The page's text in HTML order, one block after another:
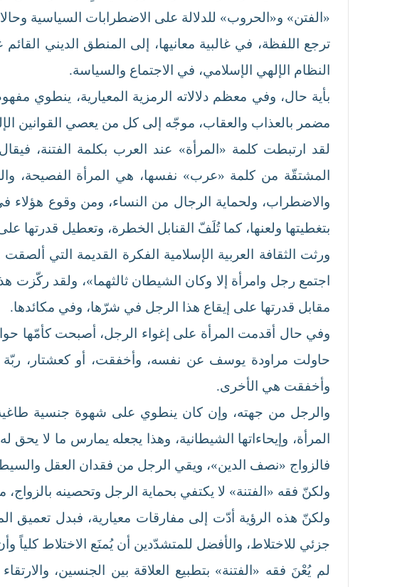
«الفتن» و«الحروب» للدلالة على الاضطرابات السياسية
ترجع اللفظة، في غالبية معانيها، إلى المنطق الديني
النظام الإلهي الإسلامي، في الاجتماع والسياسة.
بأية حال، وفي معظم دلالاته الرمزية المعيارية، ينطوي
مضمر بالعذاب والعقاب، موجّه إلى كل من يعصي القوانين
لقد ارتبطت كلمة «المرأة» عند العرب بكلمة الفتنة،
المشتقّة من كلمة «عرب» نفسها، هي المرأة الفصيحة،
والاضطراب، ولحماية الرجال من النساء، ومن وقوع هؤلاء
بتغطيتها ولعنها، كما تُلَفّ القنابل الخطرة، وتعطيل قدرتها على
ورثت الثقافة العربية الإسلامية الفكرة القديمة التي
اجتمع رجل وامرأة إلا وكان الشيطان ثالثهما»، ولقد ركّزت
مقابل قدرتها على إيقاع هذا الرجل في شرّها، وفي مكائدها.
وفي حال أقدمت المرأة على إغواء الرجل، أصبحت كأمّها
حاولت مراودة يوسف عن نفسه، وأخفقت، أو كعشتار، ربّة
وأخفقت هي الأخرى.
والرجل من جهته، وإن كان ينطوي على شهوة جنسية طاغية،
المرأة، وإيحاءاتها الشيطانية، وهذا يجعله يمارس ما لا
فالزواج «نصف الدين»، ويقي الرجل من فقدان العقل
ولكنّ فقه «الفتنة» لا يكتفي بحماية الرجل وتحصينه
ولكنّ هذه الرؤية أدّت إلى مفارقات معيارية، فبدل تعميق
جزئي للاختلاط، والأفضل للمتشدّدين أن يُمنَع الاختلاط كلياً
لم يُعْنَ فقه «الفتنة» بتطبيع العلاقة بين الجنسين،